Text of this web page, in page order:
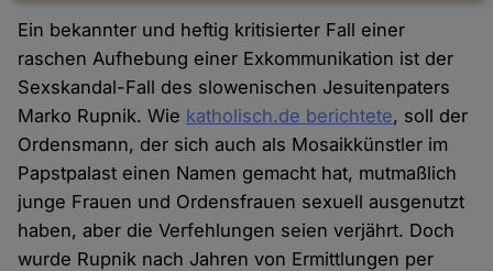
Ein bekannter und heftig kritisierter Fall einer
raschen Aufhebung einer Exkommunikation ist der
Sexskandal-Fall des slowenischen Jesuitenpaters
Marko Rupnik. Wie katholisch.de berichtete, soll der
Ordensmann, der sich auch als Mosaikkünstler im
Papstpalast einen Namen gemacht hat, mutmaßlich
junge Frauen und Ordensfrauen sexuell ausgenutzt
haben, aber die Verfehlungen seien verjährt. Doch
wurde Rupnik nach Jahren von Ermittlungen per
und
Cookies